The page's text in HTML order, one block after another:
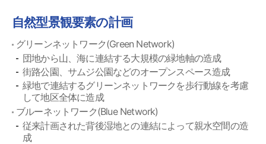
自然型景観要素の計画
グリーンネットワーク(Green Network)
団地から山、海に連結する大規模の緑地軸の造成
街路公園、サムジ公園などのオープンスペース造成
緑地で連結するグリーンネットワークを歩行動線を考慮
して地区全体に造成
ブルーネットワーク(Blue Network)
従来計画された背後湿地との連結によって親水空間の造
成